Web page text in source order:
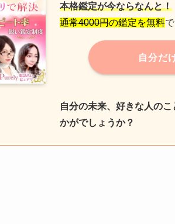
本格鑑定が今ならなんと！
通常4000円の鑑定を無料
自分だ
自分の未来、好きな人の
かがでしょうか？